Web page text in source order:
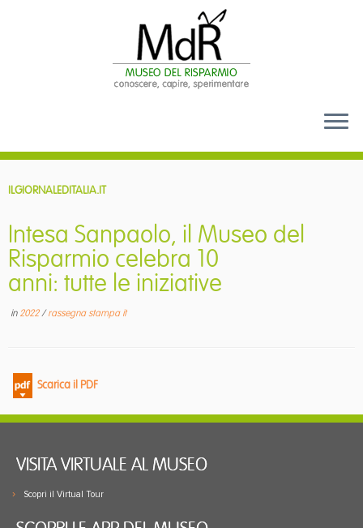
ILGIORNALEDITALIA.IT
Intesa Sanpaolo, il Museo del
Risparmio celebra 10
anni: tutte le iniziative
in 2022/rassegna stampa it
Scarica il PDF
VISITA VIRTUALE AL MUSEO
Scopri il Virtual Tour